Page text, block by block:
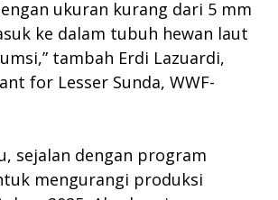
ukuran kurang dari 5 mm
ke dalam tubuh hewan laut
tambah Erdi Lazuardi,
for Lesser Sunda, WWF-
sejalan dengan program
mengurangi produksi